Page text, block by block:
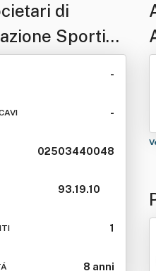
di
Sportiva
Ardens
-
-
02503440048
93.19.10
1
8 anni